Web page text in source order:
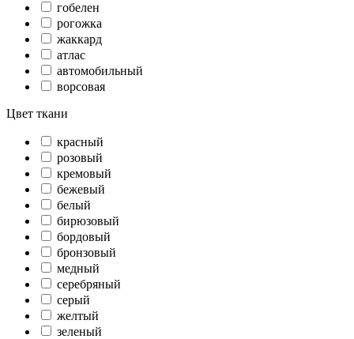
гобелен
рогожка
жаккард
атлас
автомобильный
ворсовая
Цвет ткани
красный
розовый
кремовый
бежевый
белый
бирюзовый
бордовый
бронзовый
медный
серебряный
серый
желтый
зеленый